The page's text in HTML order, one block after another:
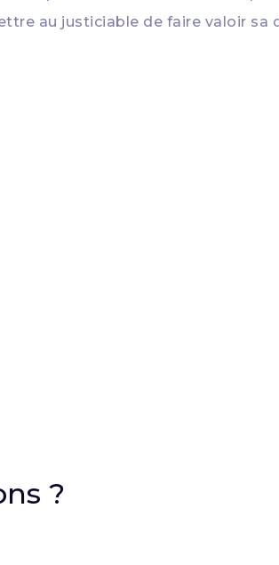
au justiciable de faire valoir sa
?